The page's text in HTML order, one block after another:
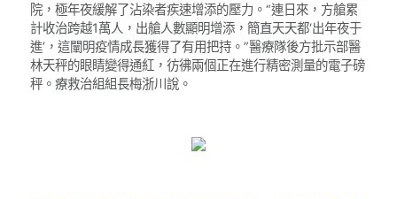
院，極年夜緩解了沾染者疾速增添的壓力。“連日來，方艙累
計收治跨越1萬人，出艙人數顯明增添，簡直天天都‘出年夜于
進’，這闡明疫情成長獲得了有用把持。”醫療隊後方批示部醫
林天秤的眼睛變得通紅，彷彿兩個正在進行精密測量的電子磅
秤。療救治組組長梅浙川說。